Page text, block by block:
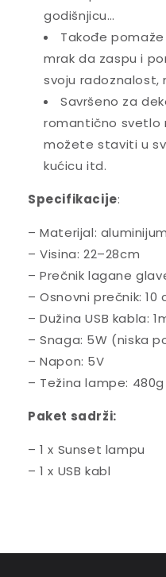
godišnjicu…
Takođe
mrak da zaspu i
svoju radoznalost,
Savršeno za
romantično svetlo
možete staviti u
kućicu itd.
Specifikacije:
– Materijal:
– Visina: 22–28cm
– Prečnik lagane
– Osnovni prečnik: 10
– Dužina USB kabla:
– Snaga: 5W (niska
– Napon: 5V
– Težina lampe: 480g
Paket sadrži:
– 1 x Sunset lampu
– 1 x USB kabl